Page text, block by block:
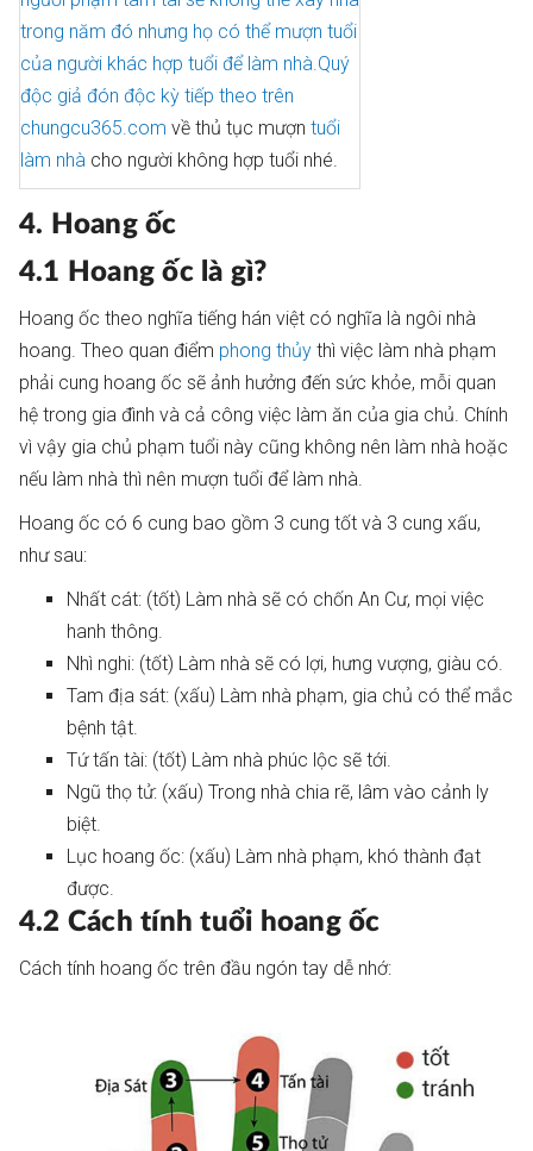
trong năm đó nhưng họ có thể mượn tuổi
của người khác hợp tuổi để làm nhà.Quý
độc giả đón độc kỳ tiếp theo trên
chungcu365.com về thủ tục mượn tuổi
làm nhà cho người không hợp tuổi nhé.
4. Hoang ốc
4.1 Hoang ốc là gì?
Hoang ốc theo nghĩa tiếng hán việt có nghĩa là ngôi nhà
hoang. Theo quan điểm phong thủy thì việc làm nhà phạm
phải cung hoang ốc sẽ ảnh hưởng đến sức khỏe, mỗi quan
hệ trong gia đình và cả công việc làm ăn của gia chủ. Chính
vì vậy gia chủ phạm tuổi này cũng không nên làm nhà hoặc
nếu làm nhà thì nên mượn tuổi để làm nhà.
Hoang ốc có 6 cung bao gồm 3 cung tốt và 3 cung xấu,
như sau:
Nhất cát: (tốt) Làm nhà sẽ có chốn An Cư, mọi việc
hanh thông.
Nhì nghi: (tốt) Làm nhà sẽ có lợi, hưng vượng, giàu có.
Tam địa sát: (xấu) Làm nhà phạm, gia chủ có thể mắc
bệnh tật.
Tứ tấn tài: (tốt) Làm nhà phúc lộc sẽ tới.
Ngũ thọ tử: (xấu) Trong nhà chia rẽ, lâm vào cảnh ly
biệt.
Lục hoang ốc: (xấu) Làm nhà phạm, khó thành đạt
được.
4.2 Cách tính tuổi hoang ốc
Cách tính hoang ốc trên đầu ngón tay dễ nhớ: